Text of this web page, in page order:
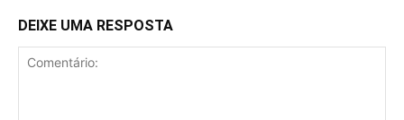
DEIXE UMA RESPOSTA